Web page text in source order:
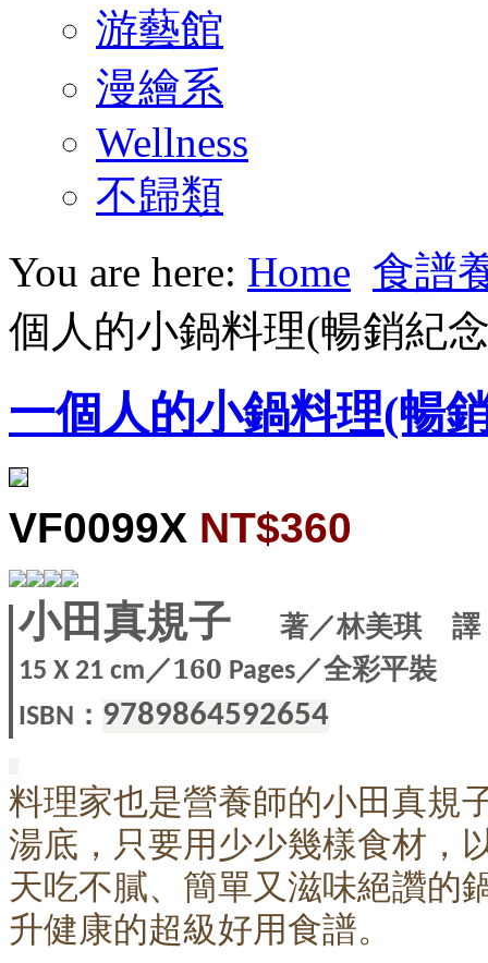
游藝館
漫繪系
Wellness
不歸類
You are here: Home 食譜
個人的小鍋料理(暢銷紀
一個人的小鍋料理(暢
VF0099X NT$360
小田真規子 著／林美琪 譯
15 X 21 cm／160 Pages／全彩平裝
ISBN ： 9789864592654
料理家也是營養師的小田真規
湯底，只要用少少幾樣食材，
天吃不膩、簡單又滋味絕讚的
升健康的超級好用食譜。